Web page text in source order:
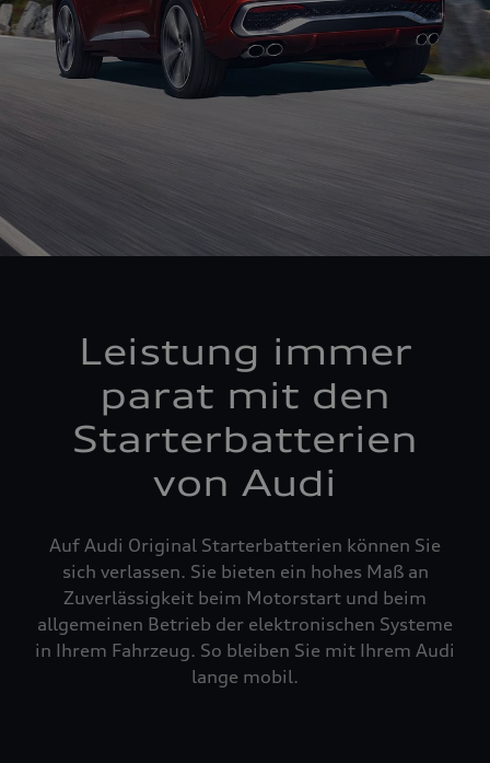
Leistung immer
parat mit den
Starterbatterien
von Audi
Auf Audi Original Starterbatterien können Sie
sich verlassen. Sie bieten ein hohes Maß an
Zuverlässigkeit beim Motorstart und beim
allgemeinen Betrieb der elektronischen Systeme
in Ihrem Fahrzeug. So bleiben Sie mit Ihrem Audi
lange mobil.